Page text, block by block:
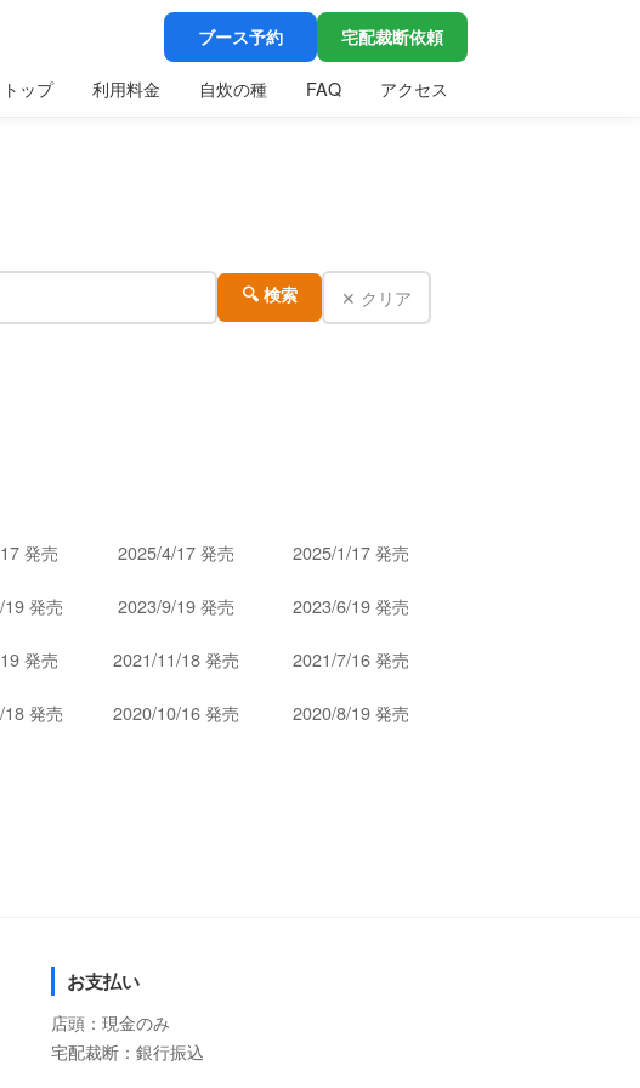
ブース予約 宅配裁断依頼
トップ 利用料金 自炊の種 FAQ アクセス
🔍 検索 ✕ クリア
発売 2025/4/17 発売 2025/1/17 発売
発売 2023/9/19 発売 2023/6/19 発売
発売 2021/11/18 発売 2021/7/16 発売
発売 2020/10/16 発売 2020/8/19 発売
お支払い
店頭：現金のみ
宅配裁断：銀行振込